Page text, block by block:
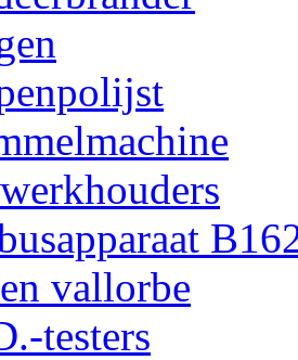
vallorbe
testers